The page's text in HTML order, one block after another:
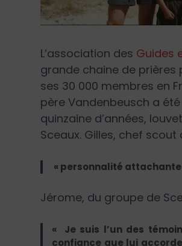
L’association des Guides
grande chaine de prières
ses 30 000 membres en
père Vandenbeusch a
quinzaine d’années,
Sceaux. Gilles, chef scout
« personnalité
Jérome, du groupe de
« Je suis l’un des
confiance que lui